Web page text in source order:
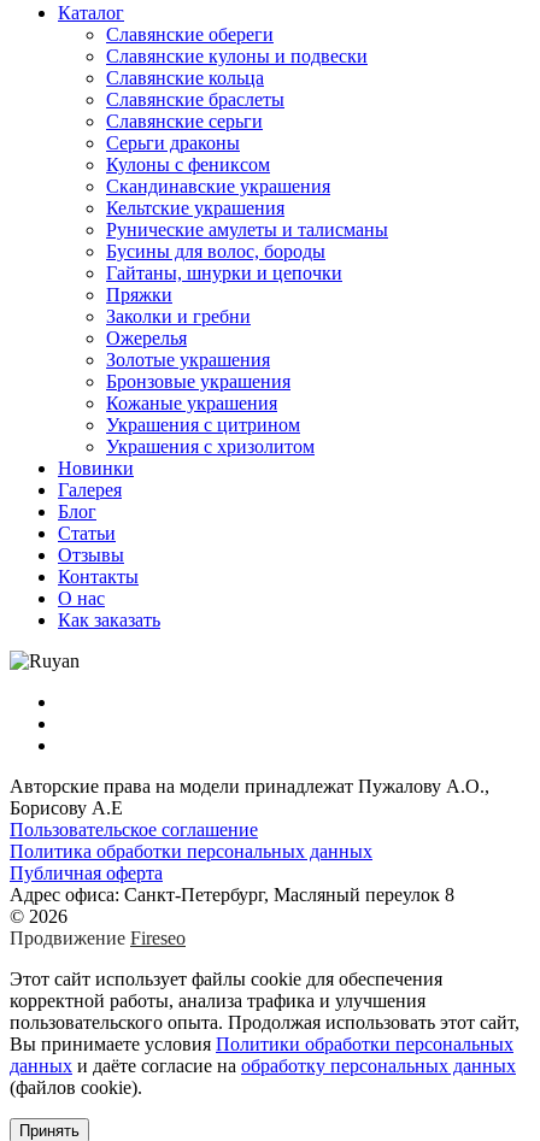
Каталог
Славянские обереги
Славянские кулоны и подвески
Славянские кольца
Славянские браслеты
Славянские серьги
Серьги драконы
Кулоны с фениксом
Скандинавские украшения
Кельтские украшения
Рунические амулеты и талисманы
Бусины для волос, бороды
Гайтаны, шнурки и цепочки
Пряжки
Заколки и гребни
Ожерелья
Золотые украшения
Бронзовые украшения
Кожаные украшения
Украшения с цитрином
Украшения с хризолитом
Новинки
Галерея
Блог
Статьи
Отзывы
Контакты
О нас
Как заказать
Авторские права на модели принадлежат Пужалову А.О.,
Борисову А.Е
Пользовательское соглашение
Политика обработки персональных данных
Публичная оферта
Адрес офиса: Санкт-Петербург, Масляный переулок 8
© 2026
Продвижение Fireseo
Этот сайт использует файлы cookie для обеспечения
корректной работы, анализа трафика и улучшения
пользовательского опыта. Продолжая использовать этот сайт,
Вы принимаете условия Политики обработки персональных
данных и даёте согласие на обработку персональных данных
(файлов cookie).
Принять